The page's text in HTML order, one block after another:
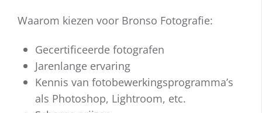
Waarom kiezen voor Bronso Fotografie:
Gecertificeerde fotografen
Jarenlange ervaring
Kennis van fotobewerkingsprogramma’s
als Photoshop, Lightroom, etc.